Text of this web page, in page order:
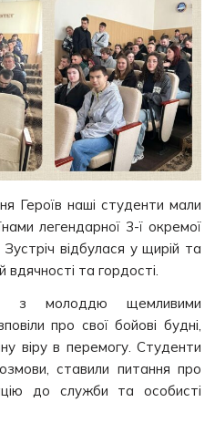
Героїв наші студенти мали
легендарної 3-ї окремої
Зустріч відбулася у щирій та
вдячності та гордості.
з молоддю щемливими
про свої бойові будні,
віру в перемогу. Студенти
ставили питання про
до служби та особисті